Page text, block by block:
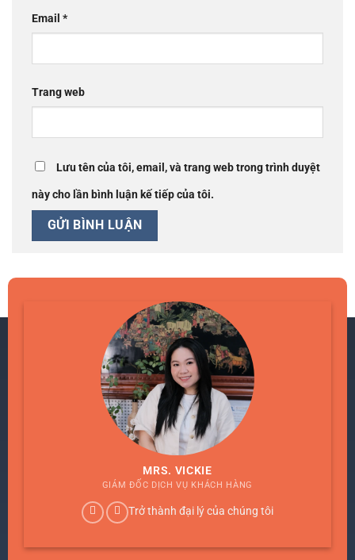
Email *
Trang web
Lưu tên của tôi, email, và trang web trong trình duyệt
này cho lần bình luận kế tiếp của tôi.
MRS. VICKIE
GIÁM ĐỐC DỊCH VỤ KHÁCH HÀNG
Trở thành đại lý của chúng tôi